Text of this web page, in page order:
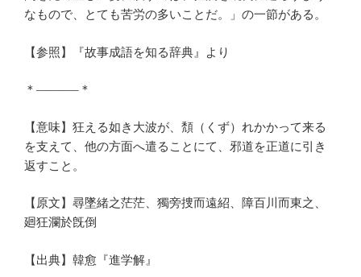
なもので、とても苦労の多いことだ。」の一節がある。
【参照】『故事成語を知る辞典』より
＊———–＊
【意味】狂える如き大波が、頽（くず）れかかって来る
を支えて、他の方面へ遣ることにて、邪道を正道に引き
返すこと。
【原文】尋墜緒之茫茫、獨旁捜而遠紹、障百川而東之、
廻狂瀾於旣倒
【出典】韓愈『進学解』